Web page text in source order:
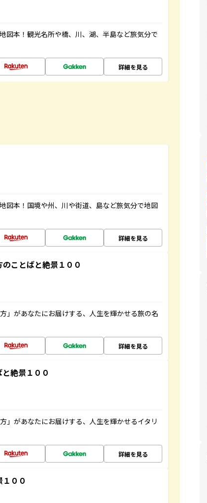
図本！観光名所や橋、川、湖、半島など旅気分で
詳細を見る
図本！国境や州、川や街道、島など旅気分で地図
詳細を見る
ことばと絶景１００
」があなたにお届けする、人生を輝かせる旅の名
詳細を見る
絶景１００
」があなたにお届けする、人生を輝かせるイタリ
詳細を見る
００